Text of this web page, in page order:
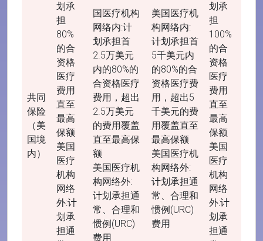
共同
保险
（美
国境
内）
划承
担
80%
的合
资格
医疗
费用
直至
最高
保额
美国
医疗
机构
网络
外:计
划承
担通
国医疗机构
网络内:计
划承担首
2.5万美元
内的80%的
合资格医疗
费用，超出
2.5万美元
的费用覆盖
直至最高保
额
美国医疗机
构网络外:
计划承担通
常、合理和
惯例(URC)
费用
美国医疗机
构网络内:
计划承担首
5千美元内
的80%的合
资格医疗费
用，超出5
千美元的费
用覆盖直至
最高保额
美国医疗机
构网络外:
计划承担通
常、合理和
惯例(URC)
费用
划承
担
100%
的合
资格
医疗
费用
直至
最高
保额
美国
医疗
机构
网络
外:计
划承
担通